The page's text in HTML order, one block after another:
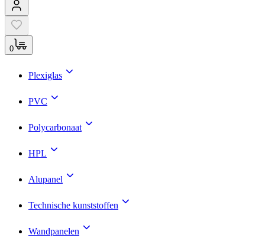
0
Plexiglas
PVC
Polycarbonaat
HPL
Alupanel
Technische kunststoffen
Wandpanelen